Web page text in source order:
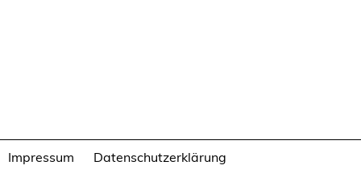
Impressum Datenschutzerklärung